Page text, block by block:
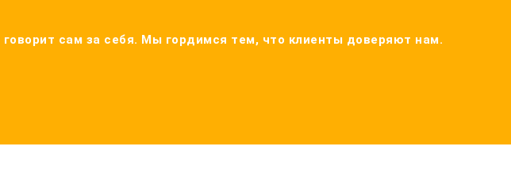
сам за себя. Мы гордимся тем, что клиенты доверяют нам.